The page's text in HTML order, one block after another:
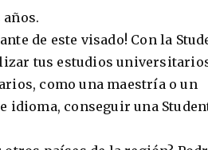
de este visado! Con la
tus estudios
como una maestría o un
idioma, conseguir una